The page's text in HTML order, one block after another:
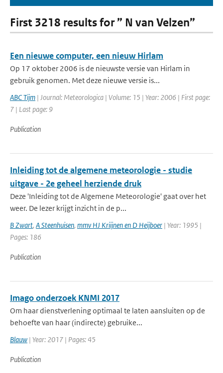
First 3218 results for ” N van Velzen”
Een nieuwe computer, een nieuw Hirlam
Op 17 oktober 2006 is de nieuwste versie van Hirlam in
gebruik genomen. Met deze nieuwe versie is...
ABC Tijm | Journal: Meteorologica | Volume: 15 | Year: 2006 | First page:
7 | Last page: 9
Publication
Inleiding tot de algemene meteorologie - studie
uitgave - 2e geheel herziende druk
Deze 'Inleiding tot de Algemene Meteorologie' gaat over het
weer. De lezer krijgt inzicht in de p...
B Zwart, A Steenhuisen, mmv HJ Kriijnen en D Heijboer | Year: 1995 |
Pages: 186
Publication
Imago onderzoek KNMI 2017
Om haar dienstverlening optimaal te laten aansluiten op de
behoefte van haar (indirecte) gebruike...
Blauw | Year: 2017 | Pages: 45
Publication